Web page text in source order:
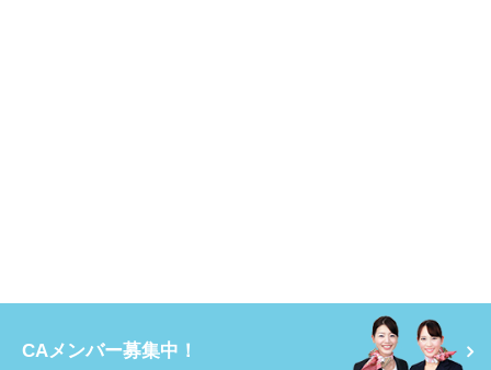
CAメンバー募集中！